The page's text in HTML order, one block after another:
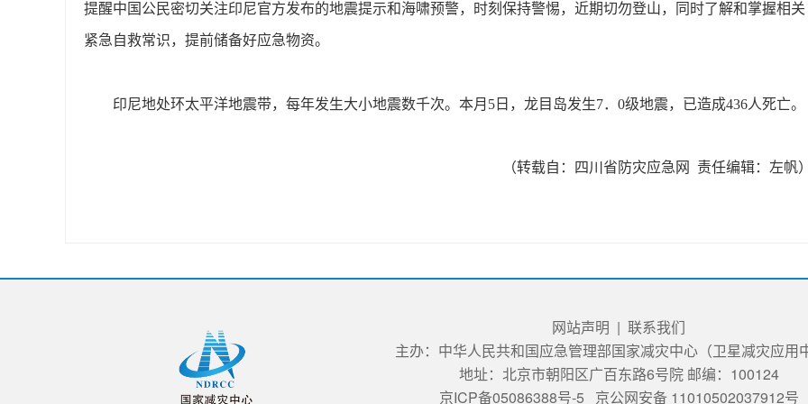
提醒中国公民密切关注印尼官方发布的地震提示和海啸预警，时刻保持警惕，近期切勿登山，同时了解和掌握相关
紧急自救常识，提前储备好应急物资。
印尼地处环太平洋地震带，每年发生大小地震数千次。本月 5日，龙目岛发生7．0级地震，已造成436人死亡。
（转载自：四川省防灾应急网 责任编辑：左帆）
网站声明 |联系我们
主办：中华人民共和国应急管理部国家减灾中心（卫星减灾应用
地址：北京市朝阳区广百东路6号院 邮编：100124
京ICP备05086388号-5
京公网安备 11010502037912号